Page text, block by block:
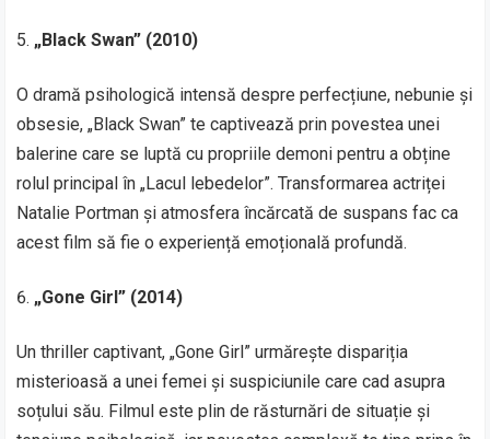
„Black Swan” (2010)
O dramă psihologică intensă despre perfecțiune, nebunie și
obsesie, „Black Swan” te captivează prin povestea unei
balerine care se luptă cu propriile demoni pentru a obține
rolul principal în „Lacul lebedelor”. Transformarea actriței
Natalie Portman și atmosfera încărcată de suspans fac ca
acest film să fie o experiență emoțională profundă.
„Gone Girl” (2014)
Un thriller captivant, „Gone Girl” urmărește dispariția
misterioasă a unei femei și suspiciunile care cad asupra
soțului său. Filmul este plin de răsturnări de situație și